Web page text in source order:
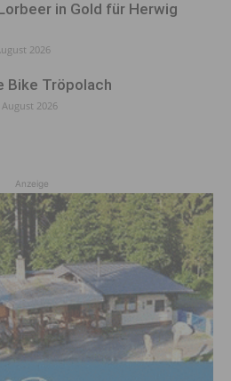
in Gold für Herwig
2026
Bike Tröpolach
August 2026
Anzeige